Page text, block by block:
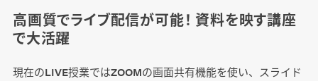
高画質でライブ配信が可能！ 資料を映す講座
で大活躍
現在のLIVE授業ではZOOMの画面共有機能を使い、スライド